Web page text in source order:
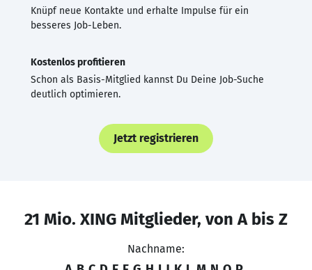
Knüpf neue Kontakte und erhalte Impulse für ein
besseres Job-Leben.
Kostenlos profitieren
Schon als Basis-Mitglied kannst Du Deine Job-Suche
deutlich optimieren.
Jetzt registrieren
21 Mio. XING Mitglieder, von A bis Z
Nachname: